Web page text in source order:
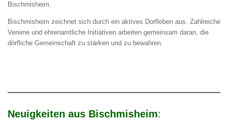
Bischmisheim.
Bischmisheim zeichnet sich durch ein aktives Dorfleben aus. Zahlreiche
Vereine und ehrenamtliche Initiativen arbeiten gemeinsam daran, die
dörfliche Gemeinschaft zu stärken und zu bewahren.
Neuigkeiten aus Bischmisheim: